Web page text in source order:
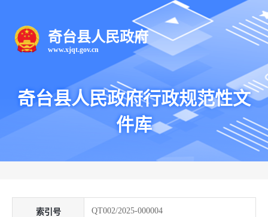
奇台县人民政府
www.xjqt.gov.cn
奇台县人民政府行政规范性文
件库
索引号 QT002/2025-000004